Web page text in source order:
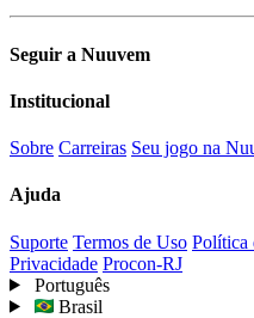
Seguir a Nuuvem
Institucional
Sobre Carreiras Seu jogo na
Ajuda
Suporte Termos de Uso Política
Privacidade Procon-RJ
Português
Brasil